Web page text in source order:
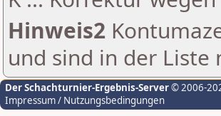
Hinweis2
und sind in der
Der Schachturnier-Ergebnis-Server© 2006-
Impressum / Nutzungsbedingungen